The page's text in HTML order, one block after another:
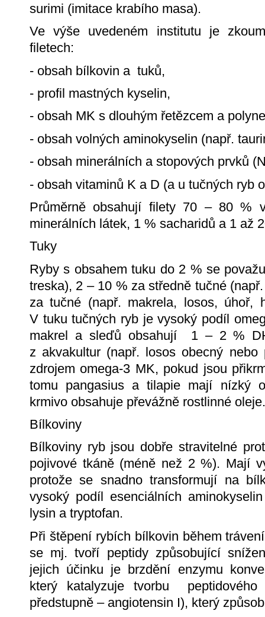
surimi (imitace krabího masa).
Ve výše uvedeném institutu je
filetech:
- obsah bílkovin a tuků,
- profil mastných kyselin,
- obsah MK s dlouhým řetězcem a
- obsah volných aminokyselin (např.
- obsah minerálních a stopových prvků
- obsah vitaminů K a D (a u tučných ryb
Průměrně obsahují filety 70 – 80 %
minerálních látek, 1 % sacharidů a 1 až
Tuky
Ryby s obsahem tuku do 2 % se
treska), 2 – 10 % za středně tučné
za tučné (např. makrela, losos, úhoř,
V tuku tučných ryb je vysoký podíl
makrel a sleďů obsahují 1 – 2 %
z akvakultur (např. losos obecný nebo
zdrojem omega-3 MK, pokud jsou
tomu pangasius a tilapie mají nízký
krmivo obsahuje převážně rostlinné oleje.
Bílkoviny
Bílkoviny ryb jsou dobře stravitelné
pojivové tkáně (méně než 2 %). Mají
protože se snadno transformují na
vysoký podíl esenciálních
lysin a tryptofan.
Při štěpení rybích bílkovin během
se mj. tvoří peptidy způsobující
jejich účinku je brzdění enzymu
který katalyzuje tvorbu
předstupně – angiotensin I), který